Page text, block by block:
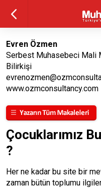
Evren Özmen
Serbest Muhasebeci Mali
Bilirkişi
www.ozmconsultancy.com
Çocuklarımız
?
Her ne kadar bu site bir
zaman bütün toplumu